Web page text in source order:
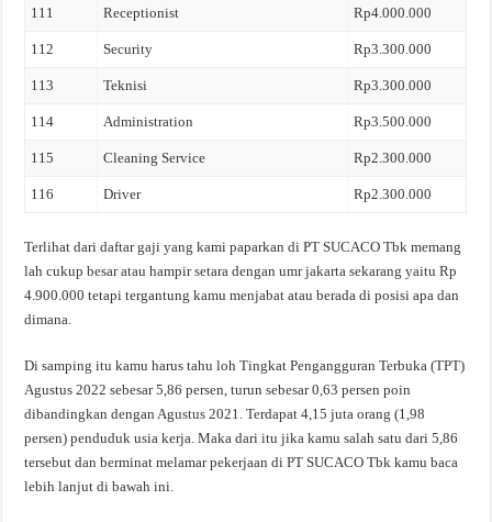
111 Receptionist Rp4.000.000
112 Security Rp3.300.000
113 Teknisi Rp3.300.000
114 Administration Rp3.500.000
115 Cleaning Service Rp2.300.000
116 Driver Rp2.300.000
Terlihat dari daftar gaji yang kami paparkan di PT SUCACO Tbk memang
lah cukup besar atau hampir setara dengan umr jakarta sekarang yaitu Rp
4.900.000 tetapi tergantung kamu menjabat atau berada di posisi apa dan
dimana.
Di samping itu kamu harus tahu loh Tingkat Pengangguran Terbuka (TPT)
Agustus 2022 sebesar 5,86 persen, turun sebesar 0,63 persen poin
dibandingkan dengan Agustus 2021. Terdapat 4,15 juta orang (1,98
persen) penduduk usia kerja. Maka dari itu jika kamu salah satu dari 5,86
tersebut dan berminat melamar pekerjaan di PT SUCACO Tbk kamu baca
lebih lanjut di bawah ini.